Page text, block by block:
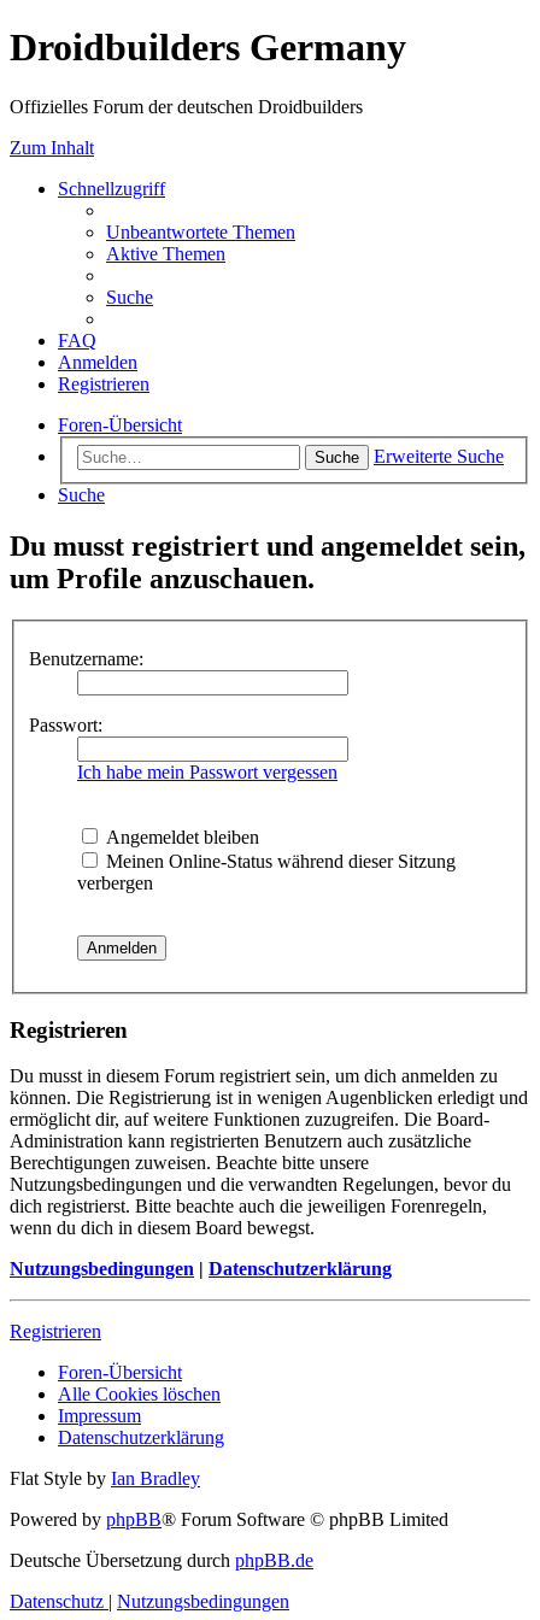
Droidbuilders Germany
Offizielles Forum der deutschen Droidbuilders
Zum Inhalt
Schnellzugriff
Unbeantwortete Themen
Aktive Themen
Suche
FAQ
Anmelden
Registrieren
Foren-Übersicht
Suche
Erweiterte Suche
Suche
Du musst registriert und angemeldet sein,
um Profile anzuschauen.
Benutzername:
Passwort:
Ich habe mein Passwort vergessen
Angemeldet bleiben
Meinen Online-Status während dieser Sitzung
verbergen
Registrieren
Du musst in diesem Forum registriert sein, um dich anmelden zu
können. Die Registrierung ist in wenigen Augenblicken erledigt und
ermöglicht dir, auf weitere Funktionen zuzugreifen. Die Board-
Administration kann registrierten Benutzern auch zusätzliche
Berechtigungen zuweisen. Beachte bitte unsere
Nutzungsbedingungen und die verwandten Regelungen, bevor du
dich registrierst. Bitte beachte auch die jeweiligen Forenregeln,
wenn du dich in diesem Board bewegst.
Nutzungsbedingungen | Datenschutzerklärung
Registrieren
Foren-Übersicht
Alle Cookies löschen
Impressum
Datenschutzerklärung
Flat Style by Ian Bradley
Powered by phpBB® Forum Software © phpBB Limited
Deutsche Übersetzung durch phpBB.de
Datenschutz | Nutzungsbedingungen